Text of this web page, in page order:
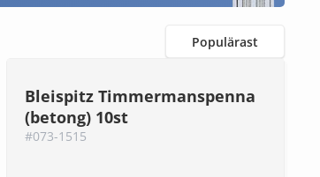
Populärast
Bleispitz Timmermanspenna
(betong) 10st
#073-1515